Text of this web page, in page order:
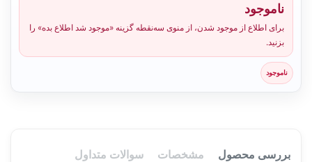
ناموجود
برای اطلاع از موجود شدن، از منوی سه‌نقطه گزینه «موجود شد اطلاع بده» را
بزنید.
ناموجود
بررسی محصول مشخصات سوالات متداول